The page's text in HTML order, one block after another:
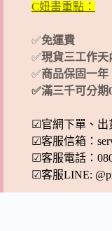
C妞畫重點：
✅免運費
✅現貨三工作天
✅商品保固一年
✅滿三千可分期
☑官網下單、出
☑客服信箱：
☑客服電話：
☑客服LINE: